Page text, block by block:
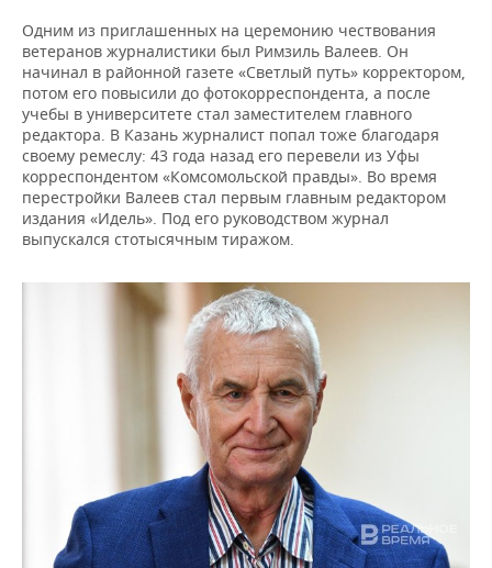
Одним из приглашенных на церемонию чествования
ветеранов журналистики был Римзиль Валеев. Он
начинал в районной газете «Светлый путь» корректором,
потом его повысили до фотокорреспондента, а после
учебы в университете стал заместителем главного
редактора. В Казань журналист попал тоже благодаря
своему ремеслу: 43 года назад его перевели из Уфы
корреспондентом «Комсомольской правды». Во время
перестройки Валеев стал первым главным редактором
издания «Идель». Под его руководством журнал
выпускался стотысячным тиражом.